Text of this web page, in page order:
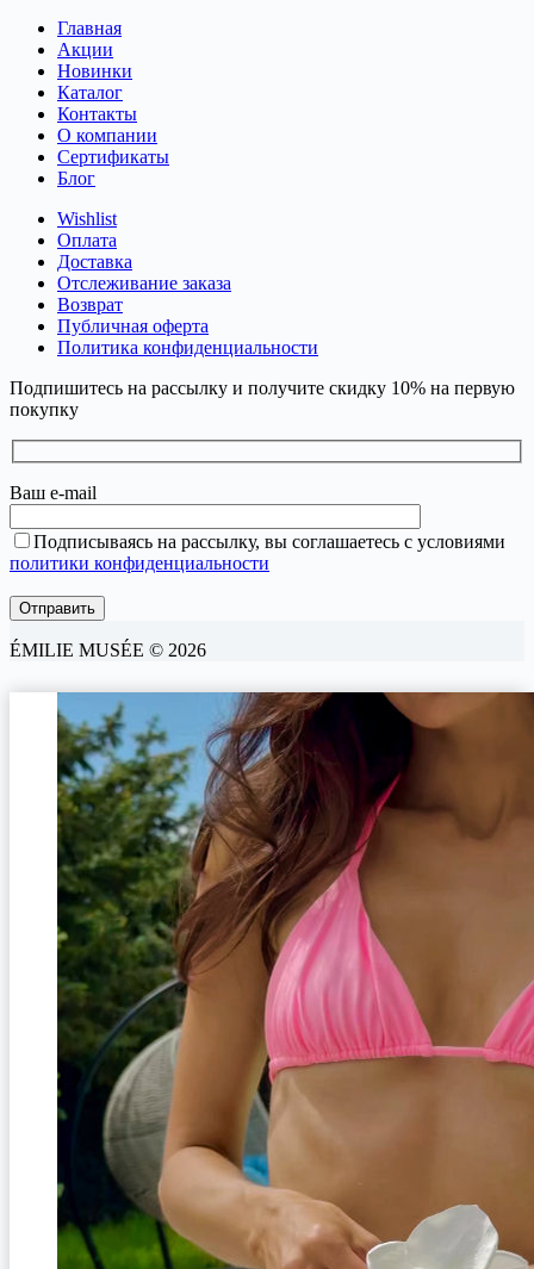
Главная
Акции
Новинки
Каталог
Контакты
О компании
Сертификаты
Блог
Wishlist
Оплата
Доставка
Отслеживание заказа
Возврат
Публичная оферта
Политика конфиденциальности
Подпишитесь на рассылку и получите скидку 10% на первую
покупку
Ваш e-mail
Подписываясь на рассылку, вы соглашаетесь с условиями
политики конфиденциальности
ÉMILIE MUSÉE © 2026